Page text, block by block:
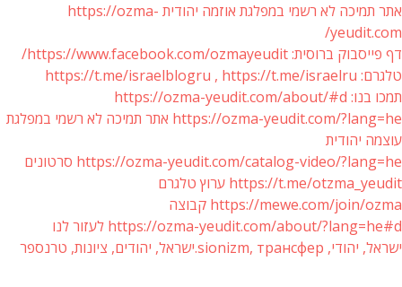
אתר תמיכה לא רשמי במפלגת אוזמה יהודית https://ozma-
yeudit.com/
דף פייסבוק ברוסית: https://www.facebook.com/ozmayeudit/
טלגרם: https://t.me/israelblogru , https://t.me/israelru
תמכו בנו: https://ozma-yeudit.com/about/#d
https://ozma-yeudit.com/?lang=he אתר תמיכה לא רשמי במפלגת
עוצמה יהודית
https://ozma-yeudit.com/catalog-video/?lang=he סרטונים
https://t.me/otzma_yeudit ערוץ טלגרם
https://mewe.com/join/ozma קבוצה
https://ozma-yeudit.com/about/?lang=he#d לעזור לנו
ישראל, יהודי, sionizm, трансфер.ישראל, יהודים, ציונות, טרנספר